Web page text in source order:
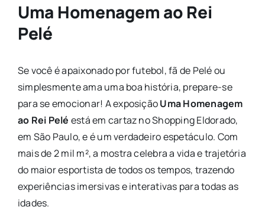
Uma Homenagem ao Rei
Pelé
Se você é apaixonado por futebol, fã de Pelé ou
simplesmente ama uma boa história, prepare-se
para se emocionar! A exposiçãoUma Homenagem
ao Rei Pelé está em cartaz no Shopping Eldorado,
em São Paulo, e é um verdadeiro espetáculo. Com
mais de 2 mil m², a mostra celebra a vida e trajetória
do maior esportista de todos os tempos, trazendo
experiências imersivas e interativas para todas as
idades.